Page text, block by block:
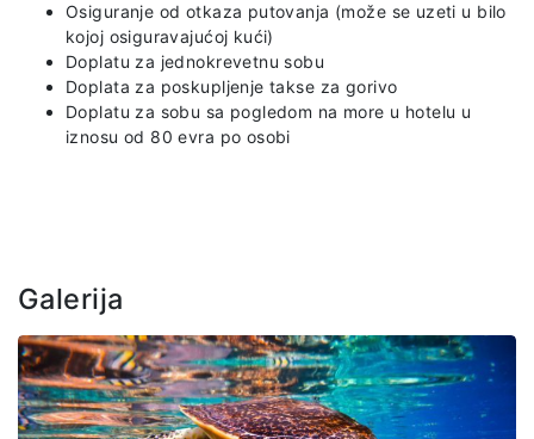
Osiguranje od otkaza putovanja (može se uzeti u bilo
kojoj osiguravajućoj kući)
Doplatu za jednokrevetnu sobu
Doplata za poskupljenje takse za gorivo
Doplatu za sobu sa pogledom na more u hotelu u
iznosu od 80 evra po osobi
Galerija